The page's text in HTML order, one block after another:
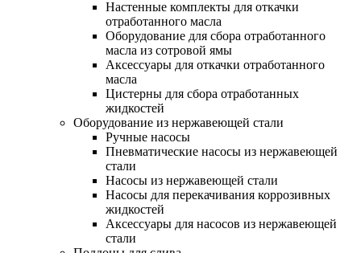
Настенные комплекты для откачки
отработанного масла
Оборудование для сбора отработанного
масла из сотровой ямы
Аксессуары для откачки отработанного
масла
Цистерны для сбора отработанных
жидкостей
Оборудование из нержавеющей стали
Ручные насосы
Пневматические насосы из нержавеющей
стали
Насосы из нержавеющей стали
Насосы для перекачивания коррозивных
жидкостей
Аксессуары для насосов из нержавеющей
стали